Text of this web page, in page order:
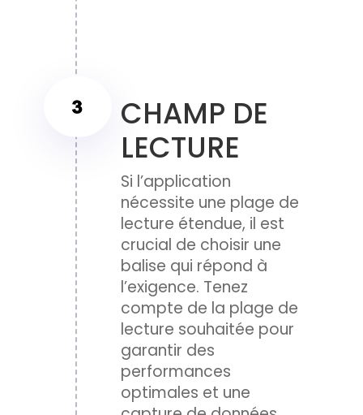
CHAMP DE
LECTURE
Si l’application
nécessite une plage de
lecture étendue, il est
crucial de choisir une
balise qui répond à
l’exigence. Tenez
compte de la plage de
lecture souhaitée pour
garantir des
performances
optimales et une